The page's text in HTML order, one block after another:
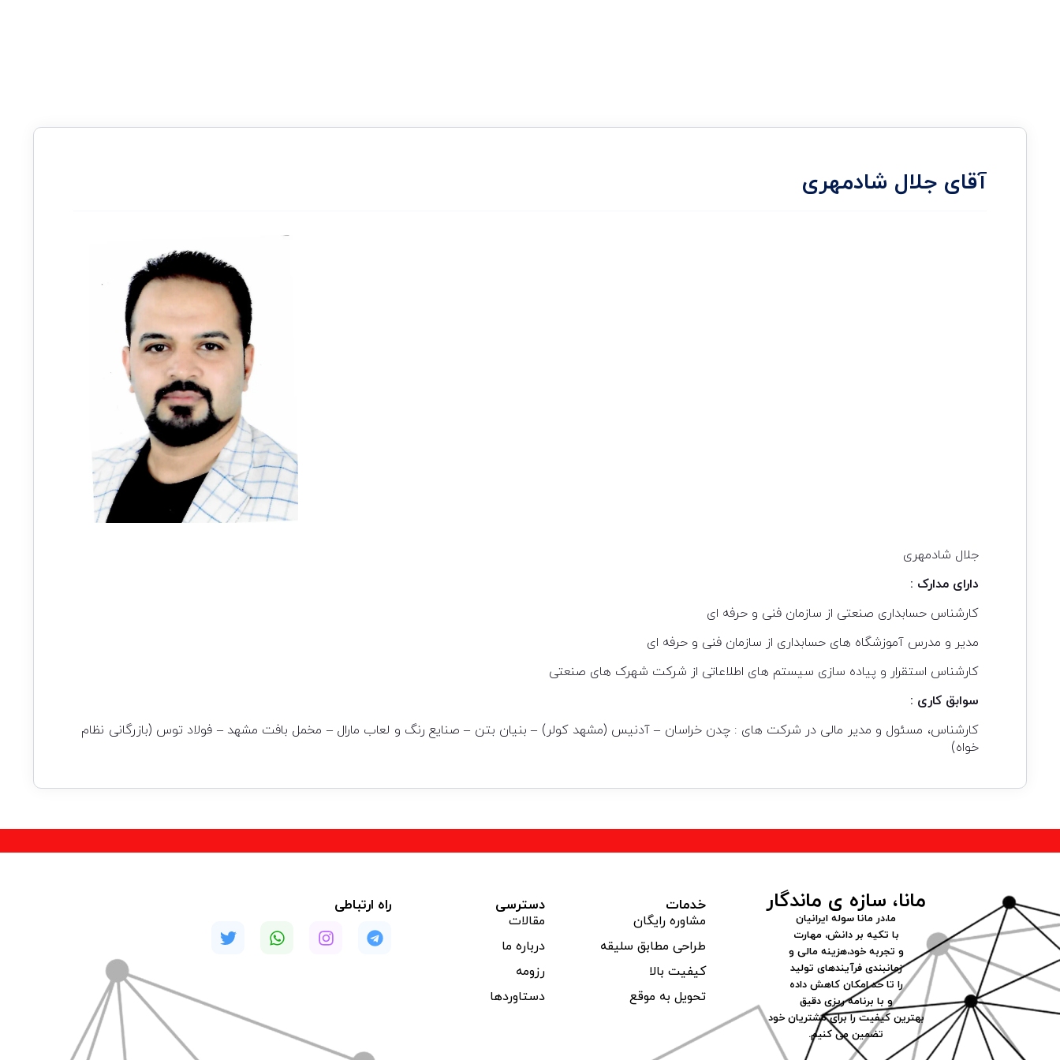
آقای جلال شادمهری
جلال شادمهری
دارای مدارک :
کارشناس حسابداری صنعتی از سازمان فنی و حرفه ای
مدیر و مدرس آموزشگاه های حسابداری از سازمان فنی و حرفه ای
کارشناس استقرار و پیاده سازی سیستم های اطلاعاتی از شرکت شهرک های صنعتی
سوابق کاری :
کارشناس، مسئول و مدیر مالی در شرکت های : چدن خراسان – آدنیس (مشهد کولر) – بنیان بتن – صنایع رنگ و لعاب مارال – مخمل بافت مشهد – فولاد توس (بازرگانی نظام
خواه)
مانا، سازه ی ماندگار
ما،در مانا سوله ایرانیان
با تکیه بر دانش، مهارت
و تجربه خود،هزینه مالی و
زمانبندی فرآیندهای تولید
را تا حد امکان کاهش داده
و با برنامه ریزی دقیق
بهترین کیفیت را برای مشتریان خود
تضمین می کنیم.
خدمات
مشاوره رایگان
طراحی مطابق سلیقه
کیفیت بالا
تحویل به موقع
دسترسی
مقالات
درباره ما
رزومه
دستاوردها
راه ارتباطی